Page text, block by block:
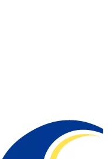
いさつ
表内容
ついて
て